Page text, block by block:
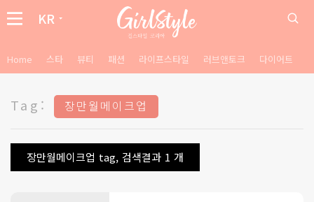
KR
Home 스타 뷰티 패션 라이프스타일 러브앤토크 다이어트
Tag: 장만월메이크업
장만월메이크업 tag, 검색결과 1 개